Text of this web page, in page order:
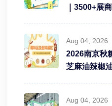
｜3500+展
Aug 04, 2026
2026南京秋
芝麻油辣椒
Aug 04, 2026